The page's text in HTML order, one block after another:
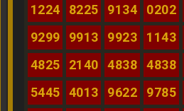
1224
8225 9134 0202
9299
9913 9923 1143
4825
2140 4838 4838
5445
4013 9622 9785